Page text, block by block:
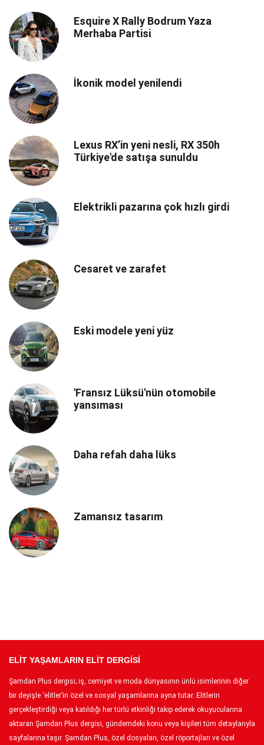
Esquire X Rally Bodrum Yaza
Merhaba Partisi
İkonik model yenilendi
Lexus RX’in yeni nesli, RX 350h
Türkiye'de satışa sunuldu
Elektrikli pazarına çok hızlı girdi
Cesaret ve zarafet
Eski modele yeni yüz
'Fransız Lüksü'nün otomobile
yansıması
Daha refah daha lüks
Zamansız tasarım
ELİT YAŞAMLARIN ELİT DERGİSİ
Şamdan Plus dergisi; iş, cemiyet ve moda dünyasının ünlü isimlerinin diğer
bir deyişle ‘elitler’in özel ve sosyal yaşamlarına ayna tutar. Elitlerin
gerçekleştirdiği veya katıldığı her türlü etkinliği takip ederek okuyucularına
aktaran Şamdan Plus dergisi, gündemdeki konu veya kişileri tüm detaylarıyla
sayfalarına taşır. Şamdan Plus, özel dosyaları, özel röportajları ve özel